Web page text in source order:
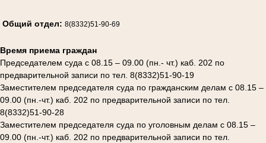
Общий отдел: 8(8332)51-90-69
Время приема граждан
Председателем суда с 08.15 – 09.00 (пн.- чт.) каб. 202 по
предварительной записи по тел. 8(8332)51-90-19
Заместителем председателя суда по гражданским делам с 08.15 –
09.00 (пн.-чт.) каб. 202 по предварительной записи по тел.
8(8332)51-90-28
Заместителем председателя суда по уголовным делам с 08.15 –
09.00 (пн.-чт.) каб. 202 по предварительной записи по тел.